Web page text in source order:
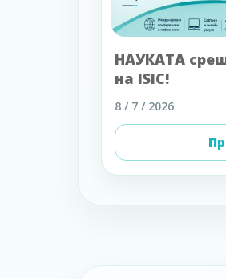
НАУКАТА
на ISIC!
8 / 7 / 2026